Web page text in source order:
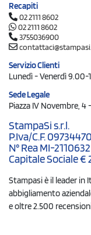
Recapiti
02 2111 8602
02 2111 8602
3755036900
Servizio Clienti
Lunedì - Venerdì 9.00-
Sede Legale
Piazza IV Novembre, 4
StampaSi s.r.l.
P.Iva/C.F.
N° Rea MI-2110632
Capitale Sociale €
Stampasi è il leader in
abbigliamento
e oltre 2.500